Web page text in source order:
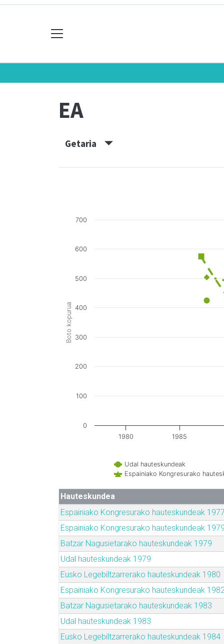
EA
Getaria
Boto kopurua
Udal hauteskundeak
Espainiako Kongresurako
1980 1985
0
100
200
300
400
500
600
700
Hauteskundea
Espainiako Kongresurako hauteskundeak 1977
Espainiako Kongresurako hauteskundeak 1979
Batzar Nagusietarako hauteskundeak 1979
Udal hauteskundeak 1979
Eusko Legebiltzarrerako hauteskundeak 1980
Espainiako Kongresurako hauteskundeak 1982
Batzar Nagusietarako hauteskundeak 1983
Udal hauteskundeak 1983
Eusko Legebiltzarrerako hauteskundeak 1984